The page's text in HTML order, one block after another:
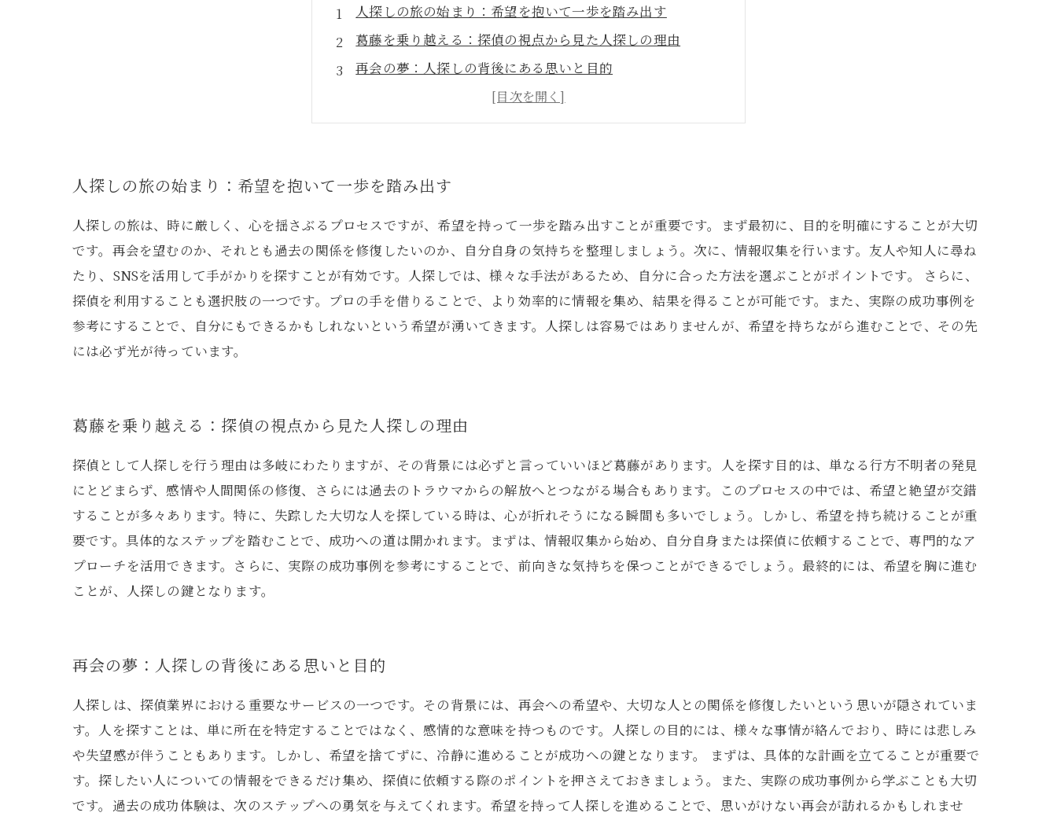
人探しの旅の始まり：希望を抱いて一歩を踏み出す
葛藤を乗り越える：探偵の視点から見た人探しの理由
再会の夢：人探しの背後にある思いと目的
探偵を利用する際のポイント：成功の鍵となるステップ
成功事例から学ぶ：希望を持つことで実現した人探し
新たな一歩を踏み出す勇気：人探しを通じた成長と関係修復
人探しの旅の始まり：希望を抱いて一歩を踏み出す
人探しの旅は、時に厳しく、心を揺さぶるプロセスですが、希望を持って一歩を踏み出すことが重要です。まず最初に、目的を明確にすることが大切
です。再会を望むのか、それとも過去の関係を修復したいのか、自分自身の気持ちを整理しましょう。次に、情報収集を行います。友人や知人に尋ね
たり、SNSを活用して手がかりを探すことが有効です。人探しでは、様々な手法があるため、自分に合った方法を選ぶことがポイントです。 さらに、
探偵を利用することも選択肢の一つです。プロの手を借りることで、より効率的に情報を集め、結果を得ることが可能です。また、実際の成功事例を
参考にすることで、自分にもできるかもしれないという希望が湧いてきます。人探しは容易ではありませんが、希望を持ちながら進むことで、その先
には必ず光が待っています。
葛藤を乗り越える：探偵の視点から見た人探しの理由
探偵として人探しを行う理由は多岐にわたりますが、その背景には必ずと言っていいほど葛藤があります。人を探す目的は、単なる行方不明者の発見
にとどまらず、感情や人間関係の修復、さらには過去のトラウマからの解放へとつながる場合もあります。このプロセスの中では、希望と絶望が交錯
することが多々あります。特に、失踪した大切な人を探している時は、心が折れそうになる瞬間も多いでしょう。しかし、希望を持ち続けることが重
要です。具体的なステップを踏むことで、成功への道は開かれます。まずは、情報収集から始め、自分自身または探偵に依頼することで、専門的なア
プローチを活用できます。さらに、実際の成功事例を参考にすることで、前向きな気持ちを保つことができるでしょう。最終的には、希望を胸に進む
ことが、人探しの鍵となります。
再会の夢：人探しの背後にある思いと目的
人探しは、探偵業界における重要なサービスの一つです。その背景には、再会への希望や、大切な人との関係を修復したいという思いが隠されていま
す。人を探すことは、単に所在を特定することではなく、感情的な意味を持つものです。人探しの目的には、様々な事情が絡んでおり、時には悲しみ
や失望感が伴うこともあります。しかし、希望を捨てずに、冷静に進めることが成功への鍵となります。 まずは、具体的な計画を立てることが重要で
す。探したい人についての情報をできるだけ集め、探偵に依頼する際のポイントを押さえておきましょう。また、実際の成功事例から学ぶことも大切
です。過去の成功体験は、次のステップへの勇気を与えてくれます。希望を持って人探しを進めることで、思いがけない再会が訪れるかもしれませ